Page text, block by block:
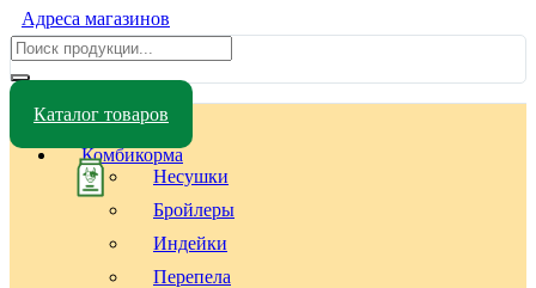
Адреса магазинов
Каталог товаров
Комбикорма
Несушки
Бройлеры
Индейки
Перепела